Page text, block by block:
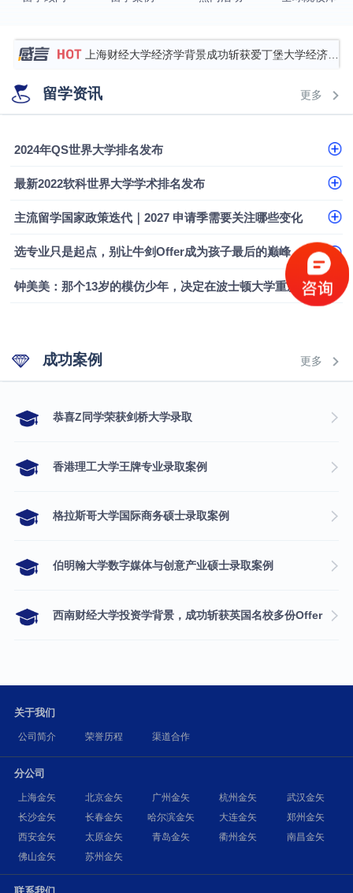
Offer
上海财经大学经济学背景成功斩获爱丁堡大学经济学
硕士录取
数学背景的他，靠“供应链”故事敲开哥大、宾大之门
专科逆袭伦敦大学学院UCL录取案例解析
留学资讯 更多
2024年QS世界大学排名发布
最新2022软科世界大学学术排名发布
主流留学国家政策迭代｜2027 申请季需要关注哪些变化
选专业只是起点，别让牛剑Offer成为孩子最后的巅峰
钟美美：那个13岁的模仿少年，决定在波士顿大学重新定义自己
成功案例 更多
​恭喜Z同学荣获剑桥大学录取
香港理工大学王牌专业录取案例
格拉斯哥大学国际商务硕士录取案例
伯明翰大学数字媒体与创意产业硕士录取案例
西南财经大学投资学背景，成功斩获英国名校多份Offer
关于我们
公司简介 荣誉历程 渠道合作
分公司
上海金矢 北京金矢 广州金矢 杭州金矢
武汉金矢
长沙金矢
长春金矢 哈尔滨金矢 大连金矢
郑州金矢
西安金矢
太原金矢 青岛金矢 衢州金矢
南昌金矢
佛山金矢
苏州金矢